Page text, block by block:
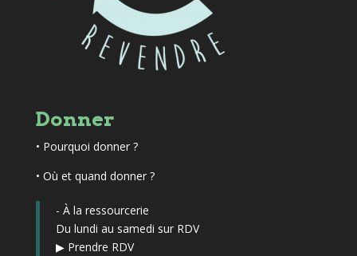
Donner
• Pourquoi donner ?
• Où et quand donner ?
- À la ressourcerie
Du lundi au samedi sur RDV
▶ Prendre RDV